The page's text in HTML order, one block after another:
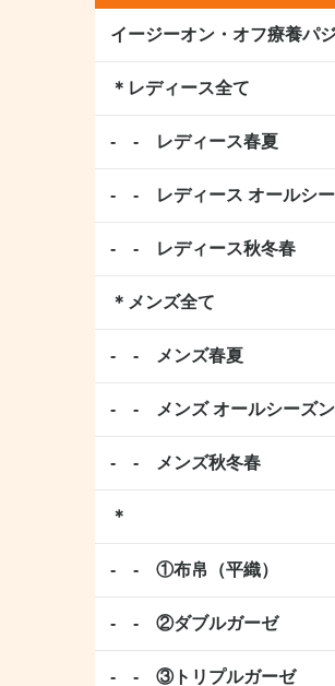
イージーオン・オフ療養パ
＊レディース全て
- - レディース春夏
- - レディース オールシ
- - レディース秋冬春
＊メンズ全て
- - メンズ春夏
- - メンズ オールシーズン
- - メンズ秋冬春
＊
- - ①布帛（平織）
- - ②ダブルガーゼ
- - ③トリプルガーゼ